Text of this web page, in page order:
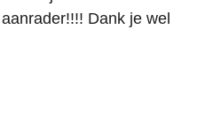
Dank je wel